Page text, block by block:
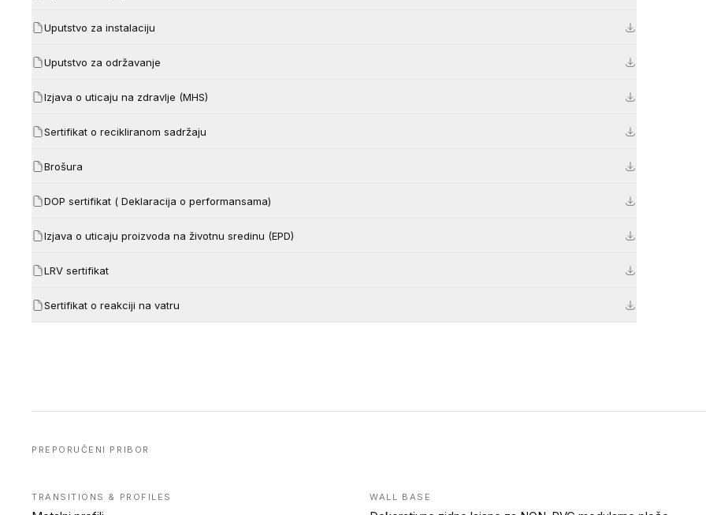
Uputstvo za instalaciju
Uputstvo za održavanje
Izjava o uticaju na zdravlje (MHS)
Sertifikat o recikliranom sadržaju
Brošura
DOP sertifikat ( Deklaracija o performansama)
Izjava o uticaju proizvoda na životnu sredinu (EPD)
LRV sertifikat
Sertifikat o reakciji na vatru
PREPORUČENI PRIBOR
TRANSITIONS & PROFILES WALL BASE